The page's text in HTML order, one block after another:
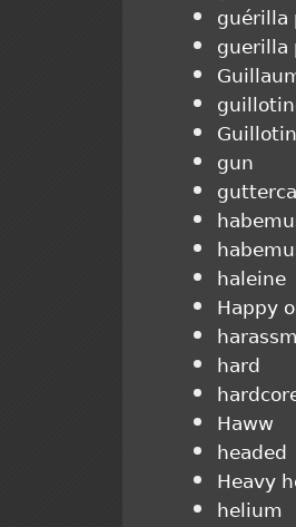
guérilla
guerilla
gun
haleine
Happy
hard
Haww
headed
Heavy
helium